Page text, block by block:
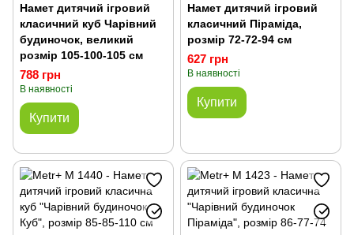
Намет дитячий ігровий
класичний куб Чарівний
будиночок, великий
розмір 105-100-105 см
788 грн
В наявності
Купити
Намет дитячий ігровий
класичний Піраміда,
розмір 72-72-94 см
627 грн
В наявності
Купити